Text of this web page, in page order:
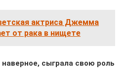
актриса Джемма
от рака в нищете
сыграла свою роль